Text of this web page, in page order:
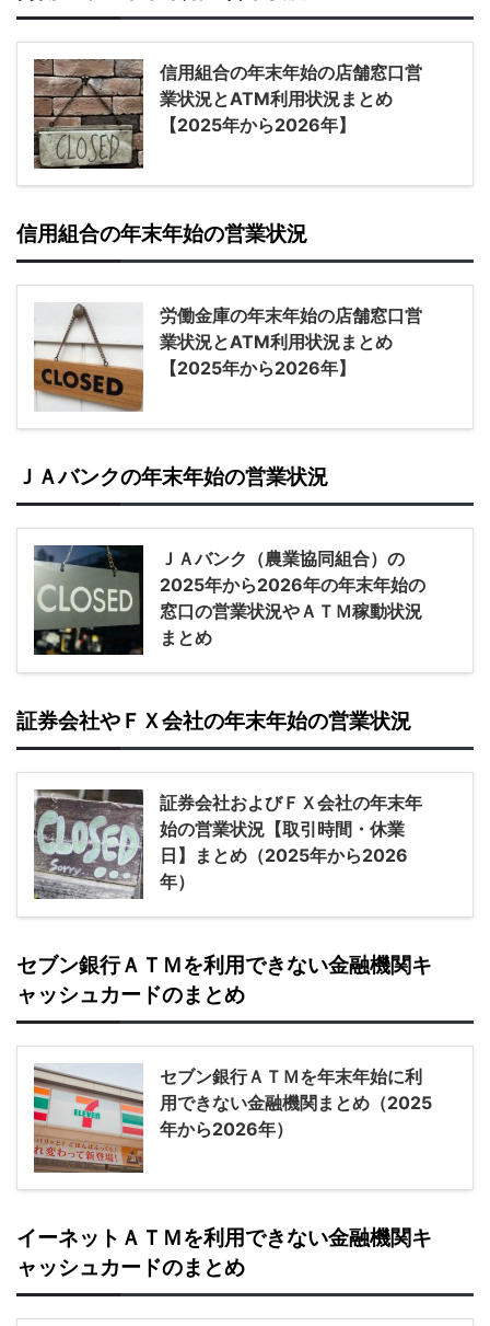
信用組合の年末年始の店舗窓口営
業状況とATM利用状況まとめ
【2025年から2026年】
信用組合の年末年始の営業状況
労働金庫の年末年始の店舗窓口営
業状況とATM利用状況まとめ
【2025年から2026年】
ＪＡバンクの年末年始の営業状況
ＪＡバンク（農業協同組合）の
2025年から2026年の年末年始の
窓口の営業状況やＡＴＭ稼動状況
まとめ
証券会社やＦＸ会社の年末年始の営業状況
証券会社およびＦＸ会社の年末年
始の営業状況【取引時間・休業
日】まとめ（2025年から2026
年）
セブン銀行ＡＴＭを利用できない金融機関キ
ャッシュカードのまとめ
セブン銀行ＡＴＭを年末年始に利
用できない金融機関まとめ（2025
年から2026年）
イーネットＡＴＭを利用できない金融機関キ
ャッシュカードのまとめ